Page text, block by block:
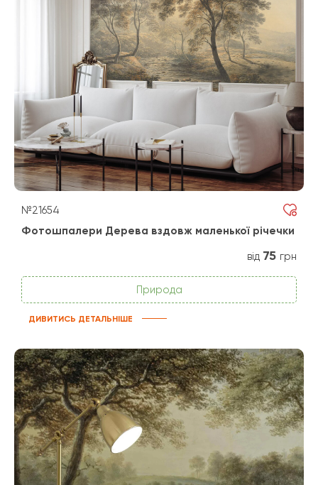
№21654
Фотошпалери Дерева вздовж маленької річечки
від 75 грн
Природа
ДИВИТИСЬ ДЕТАЛЬНІШЕ